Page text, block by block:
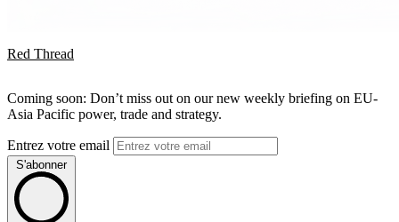
Red Thread
Coming soon: Don’t miss out on our new weekly briefing on EU-
Asia Pacific power, trade and strategy.
Entrez votre email
S'abonner